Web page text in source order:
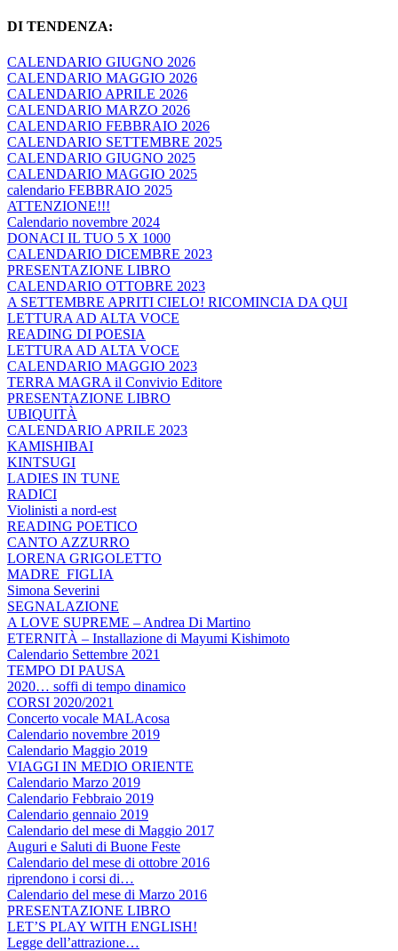
DI TENDENZA:
CALENDARIO GIUGNO 2026
CALENDARIO MAGGIO 2026
CALENDARIO APRILE 2026
CALENDARIO MARZO 2026
CALENDARIO FEBBRAIO 2026
CALENDARIO SETTEMBRE 2025
CALENDARIO GIUGNO 2025
CALENDARIO MAGGIO 2025
calendario FEBBRAIO 2025
ATTENZIONE!!!
Calendario novembre 2024
DONACI IL TUO 5 X 1000
CALENDARIO DICEMBRE 2023
PRESENTAZIONE LIBRO
CALENDARIO OTTOBRE 2023
A SETTEMBRE APRITI CIELO! RICOMINCIA DA QUI
LETTURA AD ALTA VOCE
READING DI POESIA
LETTURA AD ALTA VOCE
CALENDARIO MAGGIO 2023
TERRA MAGRA il Convivio Editore
PRESENTAZIONE LIBRO
UBIQUITÀ
CALENDARIO APRILE 2023
KAMISHIBAI
KINTSUGI
LADIES IN TUNE
RADICI
Violinisti a nord-est
READING POETICO
CANTO AZZURRO
LORENA GRIGOLETTO
MADRE_FIGLIA
Simona Severini
SEGNALAZIONE
A LOVE SUPREME – Andrea Di Martino
ETERNITÀ – Installazione di Mayumi Kishimoto
Calendario Settembre 2021
TEMPO DI PAUSA
2020… soffi di tempo dinamico
CORSI 2020/2021
Concerto vocale MALAcosa
Calendario novembre 2019
Calendario Maggio 2019
VIAGGI IN MEDIO ORIENTE
Calendario Marzo 2019
Calendario Febbraio 2019
Calendario gennaio 2019
Calendario del mese di Maggio 2017
Auguri e Saluti di Buone Feste
Calendario del mese di ottobre 2016
riprendono i corsi di…
Calendario del mese di Marzo 2016
PRESENTAZIONE LIBRO
LET’S PLAY WITH ENGLISH!
Legge dell’attrazione…